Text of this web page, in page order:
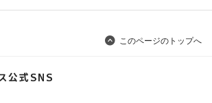
このページのトップへ